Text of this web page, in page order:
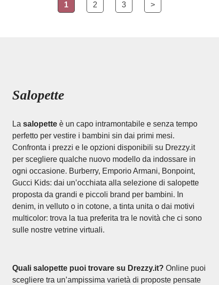
1 2 3 >
Salopette
La salopette è un capo intramontabile e senza tempo
perfetto per vestire i bambini sin dai primi mesi.
Confronta i prezzi e le opzioni disponibili su Drezzy.it
per scegliere qualche nuovo modello da indossare in
ogni occasione. Burberry, Emporio Armani, Bonpoint,
Gucci Kids: dai un’occhiata alla selezione di salopette
proposta da grandi e piccoli brand per bambini. In
denim, in velluto o in cotone, a tinta unita o dai motivi
multicolor: trova la tua preferita tra le novità che ci sono
sulle nostre vetrine virtuali.
Quali salopette puoi trovare su Drezzy.it? Online puoi
scegliere tra un’ampissima varietà di proposte pensate